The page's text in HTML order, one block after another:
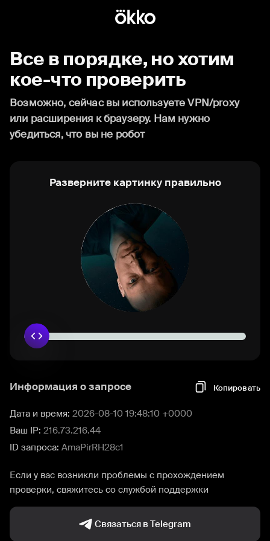
Все в порядке, но хотим
кое-что проверить
Возможно, сейчас вы используете VPN/proxy
или расширения к браузеру. Нам нужно
убедиться, что вы не робот
Разверните картинку правильно
Информация о запросе Копировать
Дата и время: 2026-08-10 19:48:10 +0000
Ваш IP: 216.73.216.44
ID запроса: AmaPirRH28c1
Если у вас возникли проблемы с прохождением
проверки, свяжитесь со службой поддержки
Связаться в Telegram